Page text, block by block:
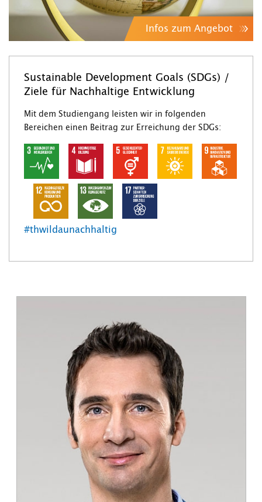
Infos zum Angebot
Sustainable Development Goals (SDGs) /
Ziele für Nachhaltige Entwicklung
Mit dem Studiengang leisten wir in folgenden
Bereichen einen Beitrag zur Erreichung der SDGs:
#thwildaunachhaltig